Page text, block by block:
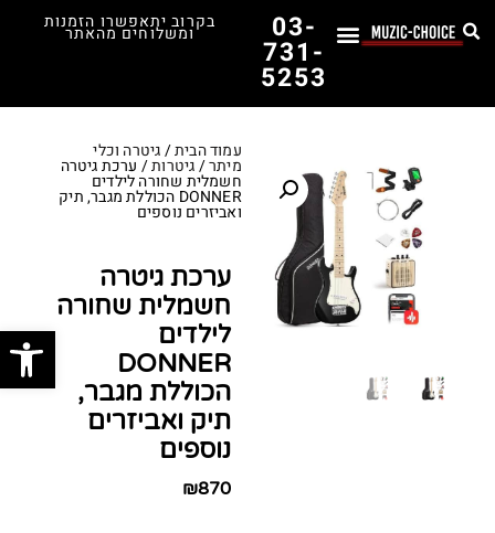
03-
731-
5253
בקרוב יתאפשרו הזמנות
ומשלוחים מהאתר
עמוד הבית/גיטרה וכלי
מיתר/גיטרות/ ערכת גיטרה
חשמלית שחורה לילדים
DONNER הכוללת מגבר, תיק
ואביזרים נוספים
ערכת גיטרה
חשמלית שחורה
לילדים
DONNER
הכוללת מגבר,
תיק ואביזרים
נוספים
₪870
פתח